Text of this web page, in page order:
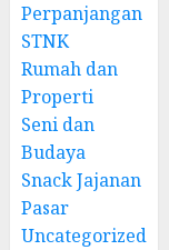
Perpanjangan
STNK
Rumah dan
Properti
Seni dan
Budaya
Snack Jajanan
Pasar
Uncategorized